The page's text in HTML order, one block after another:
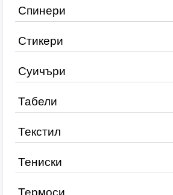
Спинери
Стикери
Суичъри
Табели
Текстил
Тениски
Термоси